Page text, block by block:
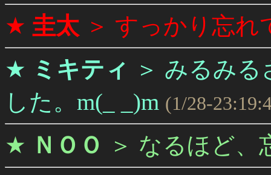
★ 圭太 ＞ すっかり忘れ
★ ミキティ ＞ みるみる
した。m(_ _)m (1/28-
★ ＮＯＯ ＞ なるほど、